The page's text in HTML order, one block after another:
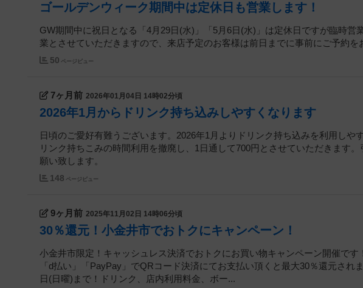
ゴールデンウィーク期間中は定休日も営業します！
GW期間中に祝日となる「4月29日(水)」「5月6日(水)」は定休日ですが臨時営
業とさせていただきますので、来店予定のお客様は前日までに事前にご予約を
50 ページビュー
7ヶ月前 2026年01月04日 14時02分頃
2026年1月からドリンク持ち込みしやすくなります
日頃のご愛好有難うございます。2026年1月よりドリンク持ち込みを利用しや
リンク持ちこみの時間利用を撤廃し、1日通して700円とさせていただきます
願い致します。
148 ページビュー
9ヶ月前 2025年11月02日 14時06分頃
30％還元！小金井市でおトクにキャンペーン！
小金井市限定！キャッシュレス決済でおトクにお買い物キャンペーン開催です
「d払い」「PayPay」でQRコード決済にてお支払い頂くと最大30％還元され
日(日曜)まで！ドリンク、店内利用料金、ボー...